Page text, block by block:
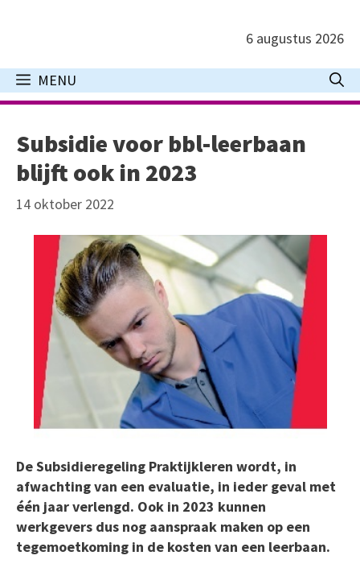
inhoud
6 augustus 2026
MENU
Subsidie voor bbl-leerbaan
blijft ook in 2023
14 oktober 2022
De Subsidieregeling Praktijkleren wordt, in
afwachting van een evaluatie, in ieder geval met
één jaar verlengd. Ook in 2023 kunnen
werkgevers dus nog aanspraak maken op een
tegemoetkoming in de kosten van een leerbaan.